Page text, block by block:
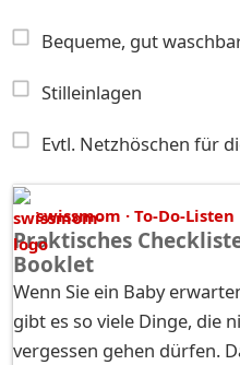
Bequeme, gut
Stilleinlagen
Evtl. Netzhöschen für
swissmom · To-Do-Listen
Praktisches
Booklet
Wenn Sie ein Baby
gibt es so viele Dinge, die
vergessen gehen dürfen.